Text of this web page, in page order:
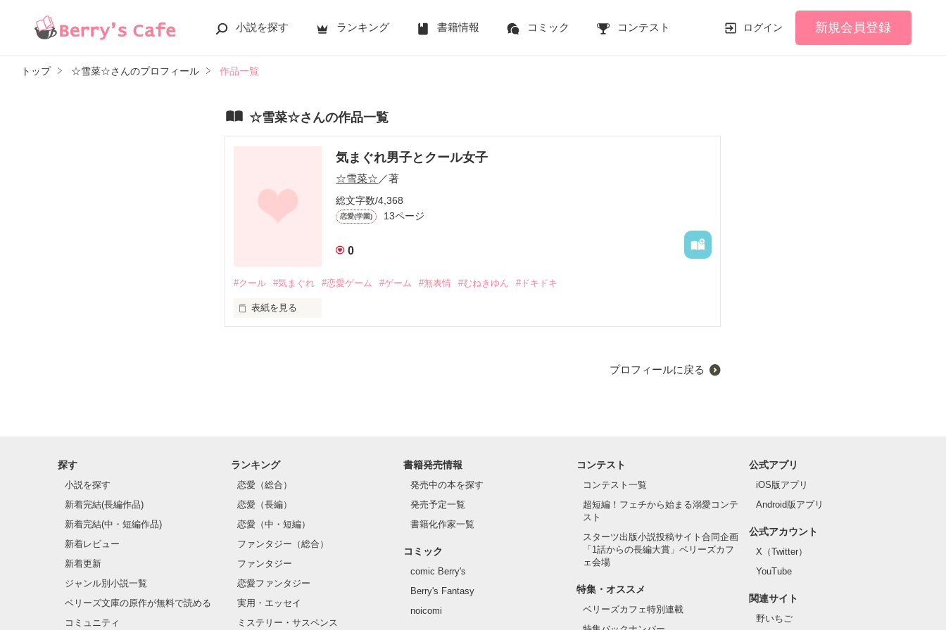
小説を探す ランキング 書籍情報 コミック コンテスト ログイン 新規会員登録
トップ ☆雪菜☆さんのプロフィール 作品一覧
☆雪菜☆さんの作品一覧
気まぐれ男子とクール女子
☆雪菜☆ ／著
総文字数/4,368
恋愛(学園) 13ページ
0
#クール #気まぐれ #恋愛ゲーム #ゲーム #無表情 #むねきゆん #ドキドキ
表紙を見る
無表情で返す
更新が遅いですが、出来るときは一気にする人なので、よろしくお願いします！
プロフィールに戻る
探す
小説を探す
新着完結(長編作品)
新着完結(中・短編作品)
新着レビュー
新着更新
ジャンル別小説一覧
ベリーズ文庫の原作が無料で読める
コミュニティ
ランキング
恋愛（総合）
恋愛（長編）
恋愛（中・短編）
ファンタジー（総合）
ファンタジー
恋愛ファンタジー
実用・エッセイ
ミステリー・サスペンス
書籍発売情報
発売中の本を探す
発売予定一覧
書籍化作家一覧
コミック
comic Berry's
Berry's Fantasy
noicomi
コンテスト
コンテスト一覧
超短編！フェチから始まる溺愛コンテ
スト
スターツ出版小説投稿サイト合同企画
「1話からの長編大賞」ベリーズカフ
ェ会場
特集・オススメ
ベリーズカフェ特別連載
公式アプリ
iOS版アプリ
Android版アプリ
公式アカウント
X（Twitter）
YouTube
関連サイト
野いちご